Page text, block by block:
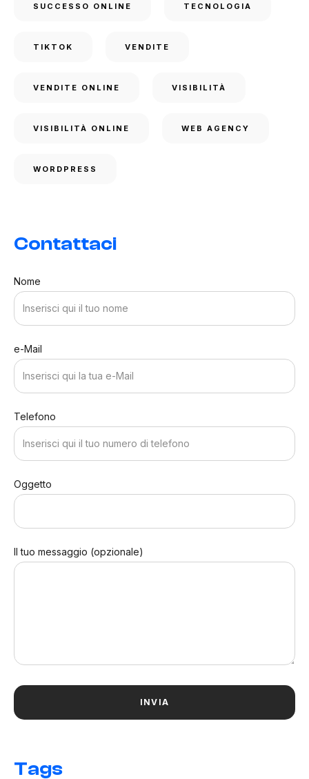
SUCCESSO ONLINE TECNOLOGIA
TIKTOK VENDITE
VENDITE ONLINE VISIBILITÀ
VISIBILITÀ ONLINE WEB AGENCY
WORDPRESS
Contattaci
Nome
e-Mail
Telefono
Oggetto
Il tuo messaggio (opzionale)
Tags